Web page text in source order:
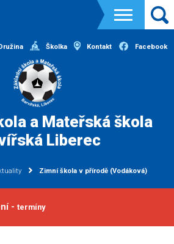
Školka Kontakt Facebook
a Mateřská škola
Liberec
Zimní škola v přírodě (Vodáková)
- termíny